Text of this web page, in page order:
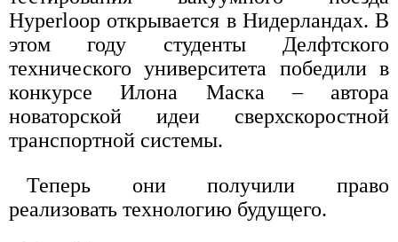
Hyperloop открывается в Нидерландах. В
этом году студенты Делфтского
технического университета победили в
конкурсе Илона Маска – автора
новаторской идеи сверхскоростной
транспортной системы.
Теперь они получили право
реализовать технологию будущего.